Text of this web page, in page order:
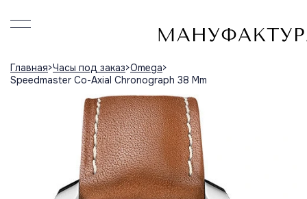
Главная Часы под заказ Omega
Speedmaster Co-Axial Chronograph 38 Mm